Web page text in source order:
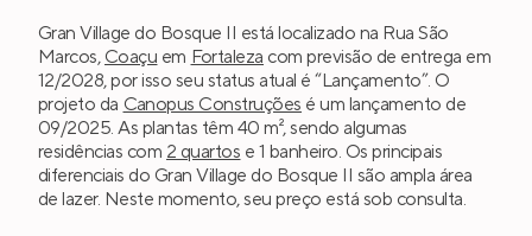
Gran Village do Bosque II está localizado na Rua São
Marcos, Coaçu em Fortaleza com previsão de entrega em
12/2028, por isso seu status atual é “Lançamento”. O
projeto da Canopus Construções é um lançamento de
09/2025. As plantas têm 40 m², sendo algumas
residências com 2 quartos e 1 banheiro. Os principais
diferenciais do Gran Village do Bosque II são ampla área
de lazer. Neste momento, seu preço está sob consulta.